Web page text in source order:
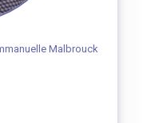
Malbrouck